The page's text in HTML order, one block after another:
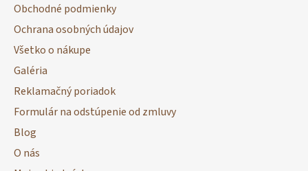
Obchodné podmienky
Ochrana osobných údajov
Všetko o nákupe
Galéria
Reklamačný poriadok
Formulár na odstúpenie od zmluvy
Blog
O nás